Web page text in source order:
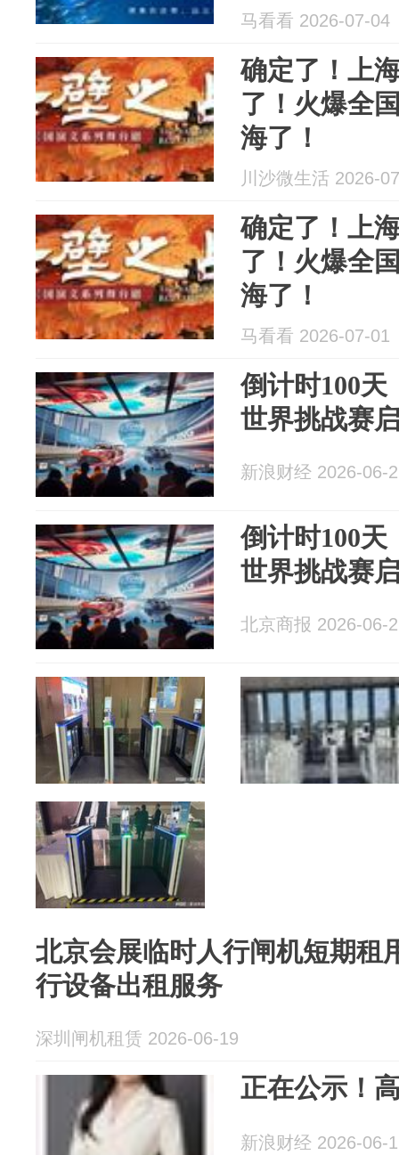
马看看 2026-07-04
确定了！上
了！火爆全
海了！
川沙微生活 2026-
确定了！上
了！火爆全
海了！
马看看 2026-07-01
倒计时100天
世界挑战赛
新浪财经 2026-06-
倒计时100天
世界挑战赛
北京商报 2026-06-
北京会展临时人行闸机短期租
行设备出租服务
深圳闸机租赁 2026-06-19
正在公示！
新浪财经 2026-06-